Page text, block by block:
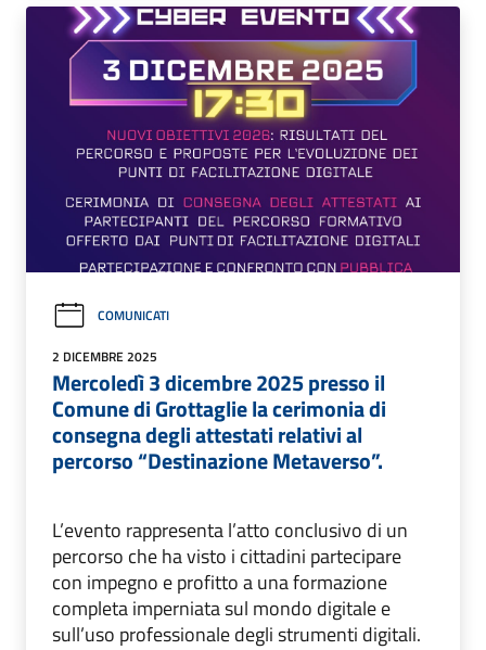
COMUNICATI
2 DICEMBRE 2025
Mercoledì 3 dicembre 2025 presso il
Comune di Grottaglie la cerimonia di
consegna degli attestati relativi al
percorso “Destinazione Metaverso”.
L’evento rappresenta l’atto conclusivo di un
percorso che ha visto i cittadini partecipare
con impegno e profitto a una formazione
completa imperniata sul mondo digitale e
sull’uso professionale degli strumenti digitali.